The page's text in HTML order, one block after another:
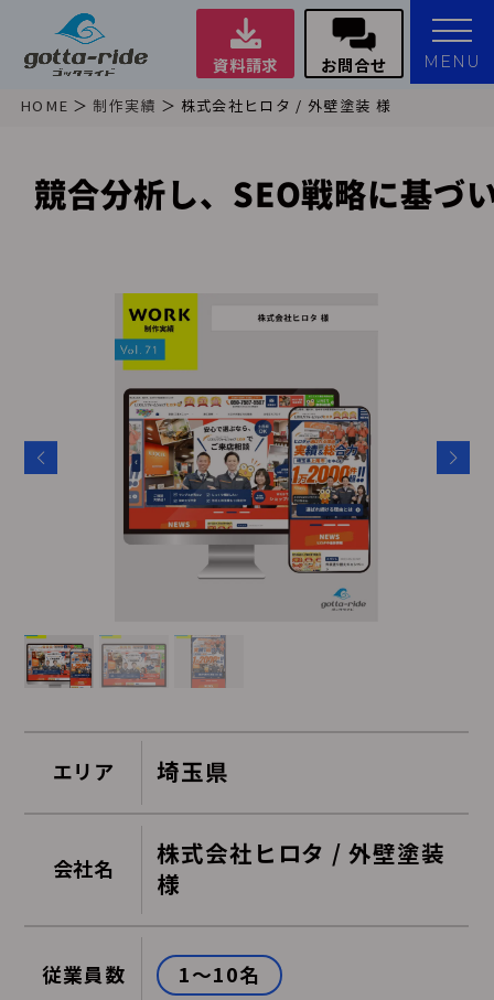
資料請求 お問合せ MENU
HOME 制作実績 株式会社ヒロタ / 外壁塗装 様
競合分析し、SEO戦略に基づ
エリア 埼玉県
会社名
株式会社ヒロタ / 外壁塗装
様
従業員数 1～10名